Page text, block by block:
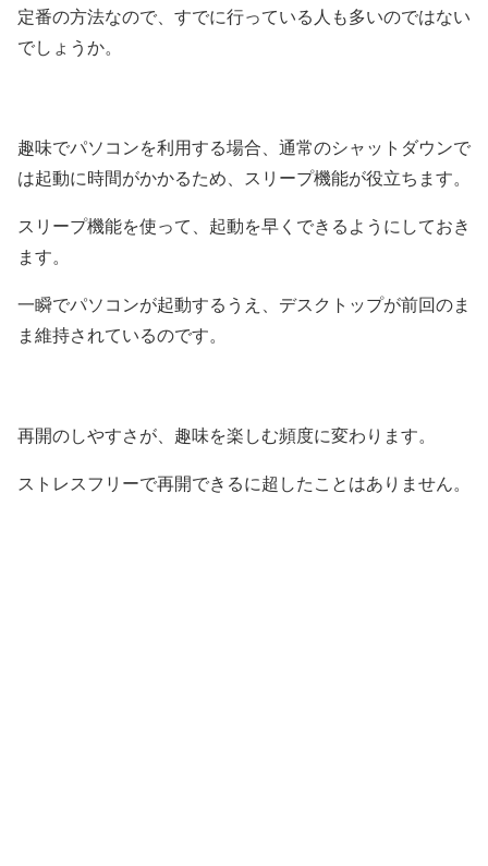
定番の方法なので、すでに行っている人も多いのではない
でしょうか。
趣味でパソコンを利用する場合、通常のシャットダウンで
は起動に時間がかかるため、スリープ機能が役立ちます。
スリープ機能を使って、起動を早くできるようにしておき
ます。
一瞬でパソコンが起動するうえ、デスクトップが前回のま
ま維持されているのです。
再開のしやすさが、趣味を楽しむ頻度に変わります。
ストレスフリーで再開できるに超したことはありません。